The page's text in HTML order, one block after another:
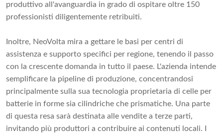
produttivo all'avanguardia in grado di ospitare oltre 150
professionisti diligentemente retribuiti.
Inoltre, NeoVolta mira a gettare le basi per centri di
assistenza e supporto specifici per regione, tenendo il passo
con la crescente domanda in tutto il paese. L'azienda intende
semplificare la pipeline di produzione, concentrandosi
principalmente sulla sua tecnologia proprietaria di celle per
batterie in forme sia cilindriche che prismatiche. Una parte
di questa resa sarà destinata alle vendite a terze parti,
invitando più produttori a contribuire ai contenuti locali. I